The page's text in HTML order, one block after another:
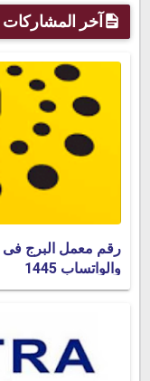
آخر المشاركات
رقم معمل البرج فى
والواتساب 1445